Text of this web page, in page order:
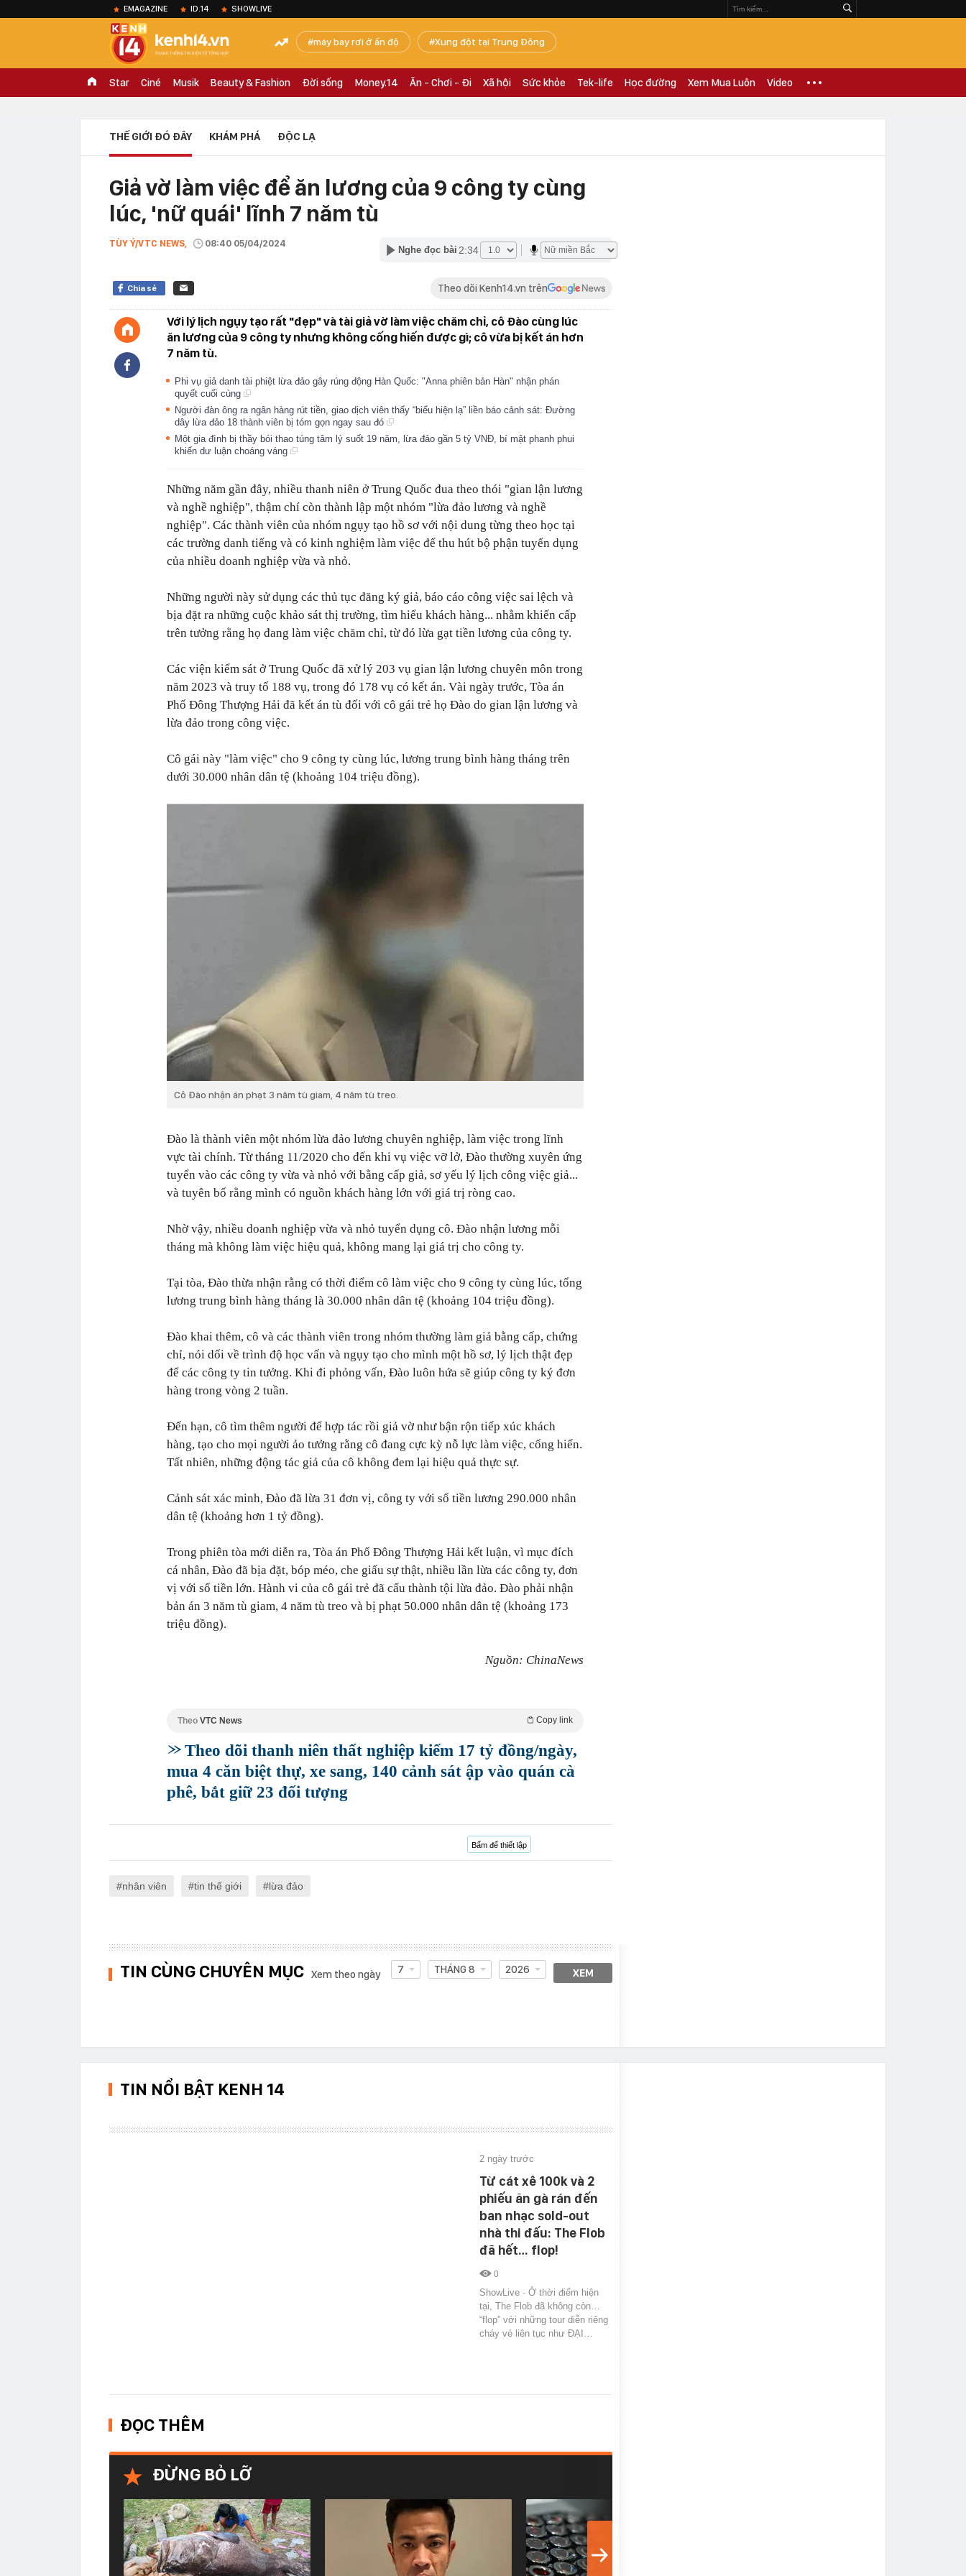
EMAGAZINE ID.14 SHOWLIVE
máy bay rơi ở ấn độ Xung đột tại Trung Đông
Star Ciné Musik Beauty & Fashion Đời sống Money.14 Ăn - Chơi - Đi Xã hội Sức khỏe Tek-life Học đường Xem Mua Luôn Video
THẾ GIỚI ĐÓ ĐÂY KHÁM PHÁ ĐỘC LẠ
Giả vờ làm việc để ăn lương của 9 công ty cùng
lúc, 'nữ quái' lĩnh 7 năm tù
TÙY Ý/VTC NEWS, 08:40 05/04/2024
Nghe đọc bài 2:34
Chia sẻ Theo dõi Kenh14.vn trên
Với lý lịch ngụy tạo rất "đẹp" và tài giả vờ làm việc chăm chỉ, cô Đào cùng lúc
ăn lương của 9 công ty nhưng không cống hiến được gì; cô vừa bị kết án hơn
7 năm tù.
Phi vụ giả danh tài phiệt lừa đảo gây rúng động Hàn Quốc: "Anna phiên bản Hàn" nhận phán
quyết cuối cùng
Người đàn ông ra ngân hàng rút tiền, giao dịch viên thấy “biểu hiện lạ” liền báo cảnh sát: Đường
dây lừa đảo 18 thành viên bị tóm gọn ngay sau đó
Một gia đình bị thầy bói thao túng tâm lý suốt 19 năm, lừa đảo gần 5 tỷ VNĐ, bí mật phanh phui
khiến dư luận choáng váng
Những năm gần đây, nhiều thanh niên ở Trung Quốc đua theo thói "gian lận lương
và nghề nghiệp", thậm chí còn thành lập một nhóm "lừa đảo lương và nghề
nghiệp". Các thành viên của nhóm ngụy tạo hồ sơ với nội dung từng theo học tại
các trường danh tiếng và có kinh nghiệm làm việc để thu hút bộ phận tuyển dụng
của nhiều doanh nghiệp vừa và nhỏ.
Những người này sử dụng các thủ tục đăng ký giả, báo cáo công việc sai lệch và
bịa đặt ra những cuộc khảo sát thị trường, tìm hiểu khách hàng... nhằm khiến cấp
trên tưởng rằng họ đang làm việc chăm chỉ, từ đó lừa gạt tiền lương của công ty.
Các viện kiểm sát ở Trung Quốc đã xử lý 203 vụ gian lận lương chuyên môn trong
năm 2023 và truy tố 188 vụ, trong đó 178 vụ có kết án. Vài ngày trước, Tòa án
Phố Đông Thượng Hải đã kết án tù đối với cô gái trẻ họ Đào do gian lận lương và
lừa đảo trong công việc.
Cô gái này "làm việc" cho 9 công ty cùng lúc, lương trung bình hàng tháng trên
dưới 30.000 nhân dân tệ (khoảng 104 triệu đồng).
Cô Đào nhận án phạt 3 năm tù giam, 4 năm tù treo.
Đào là thành viên một nhóm lừa đảo lương chuyên nghiệp, làm việc trong lĩnh
vực tài chính. Từ tháng 11/2020 cho đến khi vụ việc vỡ lở, Đào thường xuyên ứng
tuyển vào các công ty vừa và nhỏ với bằng cấp giả, sơ yếu lý lịch công việc giả...
và tuyên bố rằng mình có nguồn khách hàng lớn với giá trị ròng cao.
Nhờ vậy, nhiều doanh nghiệp vừa và nhỏ tuyển dụng cô. Đào nhận lương mỗi
tháng mà không làm việc hiệu quả, không mang lại giá trị cho công ty.
Tại tòa, Đào thừa nhận rằng có thời điểm cô làm việc cho 9 công ty cùng lúc, tổng
lương trung bình hàng tháng là 30.000 nhân dân tệ (khoảng 104 triệu đồng).
Đào khai thêm, cô và các thành viên trong nhóm thường làm giả bằng cấp, chứng
chỉ, nói dối về trình độ học vấn và ngụy tạo cho mình một hồ sơ, lý lịch thật đẹp
để các công ty tin tưởng. Khi đi phỏng vấn, Đào luôn hứa sẽ giúp công ty ký đơn
hàng trong vòng 2 tuần.
Đến hạn, cô tìm thêm người để hợp tác rồi giả vờ như bận rộn tiếp xúc khách
hàng, tạo cho mọi người ảo tưởng rằng cô đang cực kỳ nỗ lực làm việc, cống hiến.
Tất nhiên, những động tác giả của cô không đem lại hiệu quả thực sự.
Cảnh sát xác minh, Đào đã lừa 31 đơn vị, công ty với số tiền lương 290.000 nhân
dân tệ (khoảng hơn 1 tỷ đồng).
Trong phiên tòa mới diễn ra, Tòa án Phố Đông Thượng Hải kết luận, vì mục đích
cá nhân, Đào đã bịa đặt, bóp méo, che giấu sự thật, nhiều lần lừa các công ty, đơn
vị với số tiền lớn. Hành vi của cô gái trẻ đã cấu thành tội lừa đảo. Đào phải nhận
bản án 3 năm tù giam, 4 năm tù treo và bị phạt 50.000 nhân dân tệ (khoảng 173
triệu đồng).
Nguồn: ChinaNews
Theo VTC News Copy link
Theo dõi thanh niên thất nghiệp kiếm 17 tỷ đồng/ngày,
mua 4 căn biệt thự, xe sang, 140 cảnh sát ập vào quán cà
phê, bắt giữ 23 đối tượng
Bấm để thiết lập
nhân viên tin thế giới lừa đảo
TIN CÙNG CHUYÊN MỤC Xem theo ngày 7 THÁNG 8 2026 XEM
TIN NỔI BẬT KENH 14
2 ngày trước
Từ cát xê 100k và 2
phiếu ăn gà rán đến
ban nhạc sold-out
nhà thi đấu: The Flob
đã hết… flop!
0
ShowLive · Ở thời điểm hiện
tại, The Flob đã không còn…
“flop” với những tour diễn riêng
cháy vé liên tục như ĐẠI…
ĐỌC THÊM
ĐỪNG BỎ LỠ